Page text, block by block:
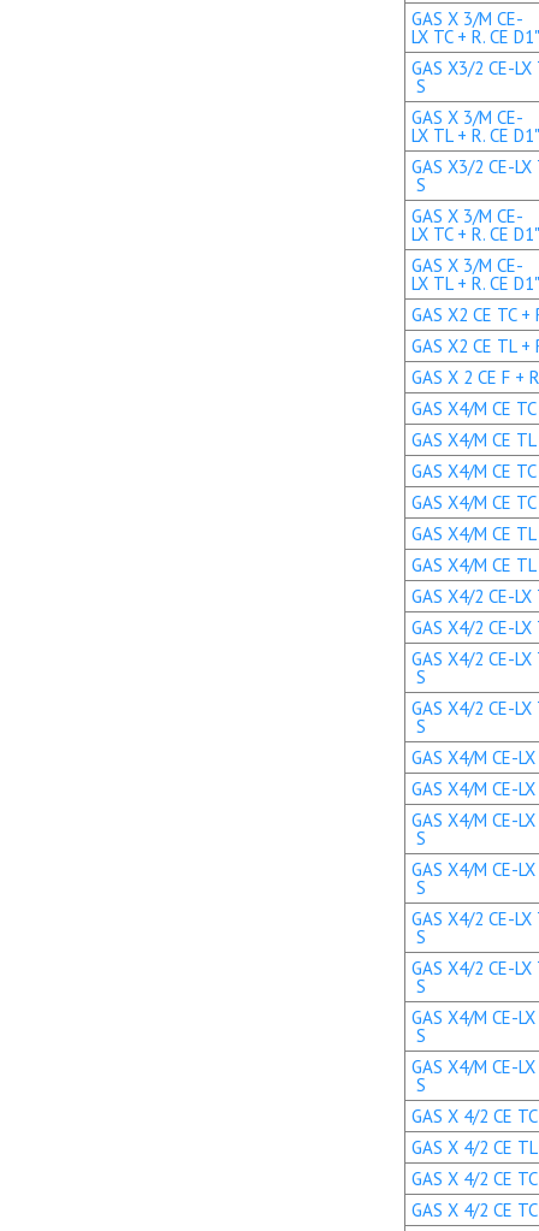
GAS X 3/M CE-
LX TC + R. CE
GAS X3/2 CE-LX
S
GAS X 3/M CE-
LX TL + R. CE
GAS X3/2 CE-
S
GAS X 3/M CE-
LX TC + R. CE
GAS X 3/M CE-
LX TL + R. CE
GAS X2 CE TC +
GAS X2 CE TL +
GAS X 2 CE F +
GAS X4/M CE
GAS X4/M CE TL
GAS X4/M CE
GAS X4/M CE
GAS X4/M CE
GAS X4/M CE
GAS X4/2 CE-LX
GAS X4/2 CE-LX
GAS X4/2 CE-
S
GAS X4/2 CE-
S
GAS X4/M CE-
GAS X4/M CE-
GAS X4/M CE-
S
GAS X4/M CE-
S
GAS X4/2 CE-
S
GAS X4/2 CE-
S
GAS X4/M CE-
S
GAS X4/M CE-
S
GAS X 4/2 CE
GAS X 4/2 CE
GAS X 4/2 CE
GAS X 4/2 CE